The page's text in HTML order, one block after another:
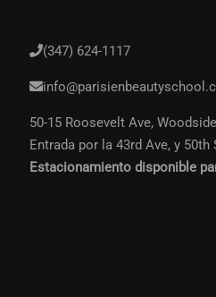
(347) 624-1117
50-15 Roosevelt Ave,
Entrada por la 43rd Ave, y 50th
Estacionamiento disponible
la Belleza
Gana dinero haciendo